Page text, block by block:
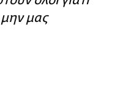
μας